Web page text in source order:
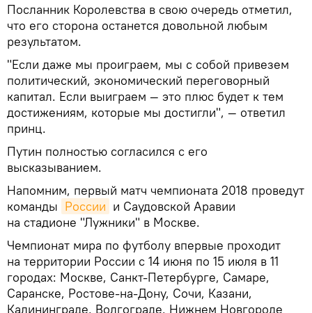
Посланник Королевства в свою очередь отметил,
что его сторона останется довольной любым
результатом.
"Если даже мы проиграем, мы с собой привезем
политический, экономический переговорный
капитал. Если выиграем — это плюс будет к тем
достижениям, которые мы достигли", — ответил
принц.
Путин полностью согласился с его
высказыванием.
Напомним, первый матч чемпионата 2018 проведут
команды России и Саудовской Аравии
на стадионе "Лужники" в Москве.
Чемпионат мира по футболу впервые проходит
на территории России с 14 июня по 15 июля в 11
городах: Москве, Санкт-Петербурге, Самаре,
Саранске, Ростове-на-Дону, Сочи, Казани,
Калининграде, Волгограде, Нижнем Новгороде